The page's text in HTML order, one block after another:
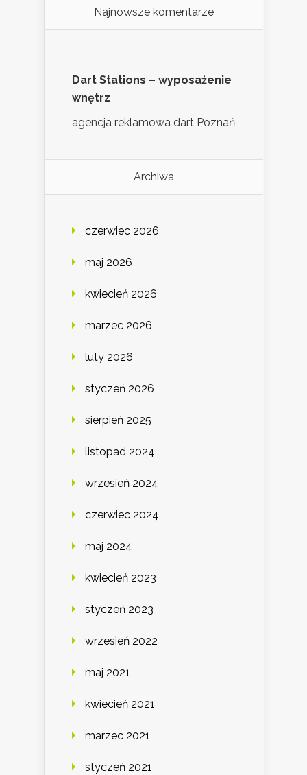
Najnowsze komentarze
Dart Stations – wyposażenie
wnętrz
agencja reklamowa dart Poznań
Archiwa
czerwiec 2026
maj 2026
kwiecień 2026
marzec 2026
luty 2026
styczeń 2026
sierpień 2025
listopad 2024
wrzesień 2024
czerwiec 2024
maj 2024
kwiecień 2023
styczeń 2023
wrzesień 2022
maj 2021
kwiecień 2021
marzec 2021
styczeń 2021